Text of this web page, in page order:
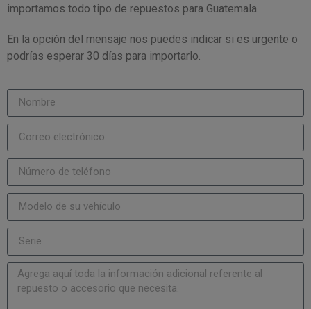
importamos todo tipo de repuestos para Guatemala.
En la opción del mensaje nos puedes indicar si es urgente o
podrías esperar 30 días para importarlo.